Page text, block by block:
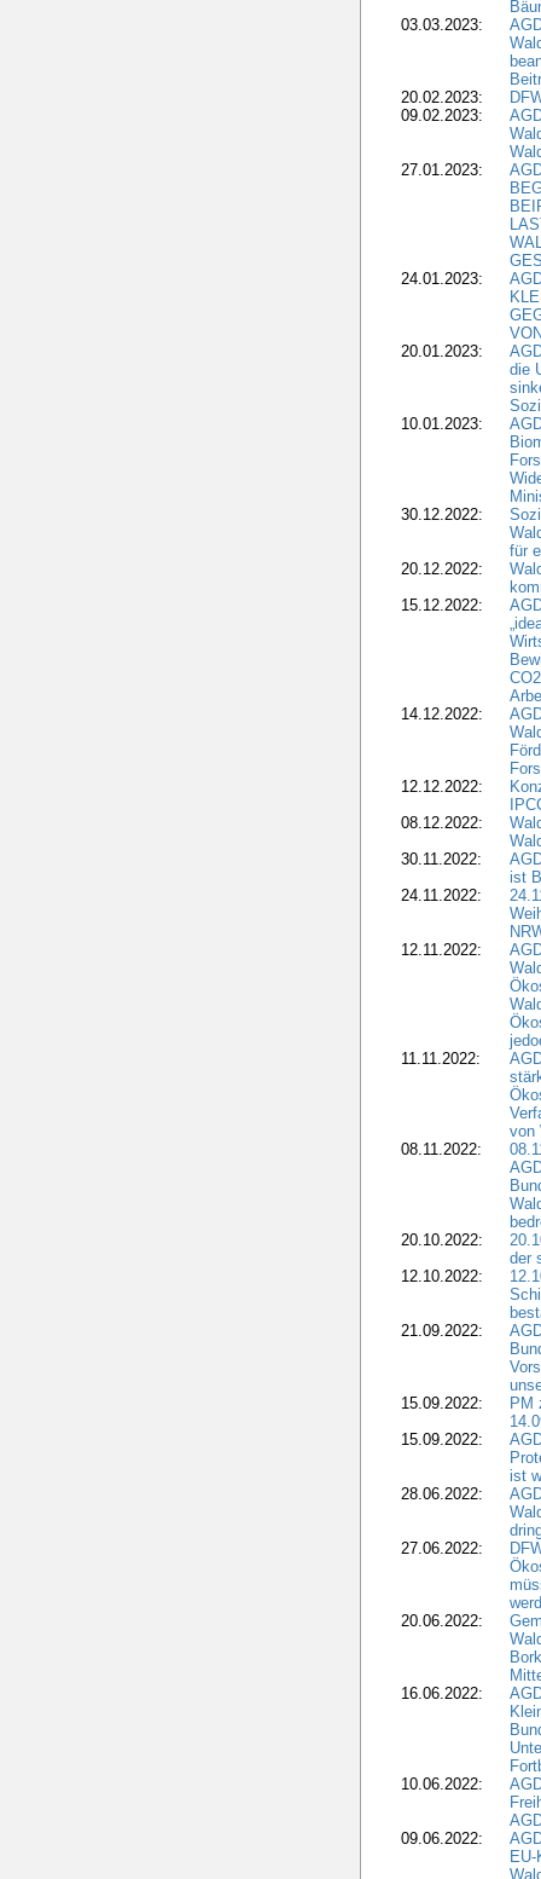
03.03.2023:
20.02.2023:
09.02.2023:
27.01.2023:
24.01.2023:
20.01.2023:
die
10.01.2023:
30.12.2022:
für
20.12.2022:
15.12.2022:
14.12.2022:
12.12.2022:
08.12.2022:
30.11.2022:
ist
24.11.2022:
12.11.2022:
11.11.2022:
von
08.11.2022:
20.10.2022:
der
12.10.2022:
21.09.2022:
15.09.2022:
PM
15.09.2022:
ist
28.06.2022:
27.06.2022:
20.06.2022:
16.06.2022:
10.06.2022:
09.06.2022: